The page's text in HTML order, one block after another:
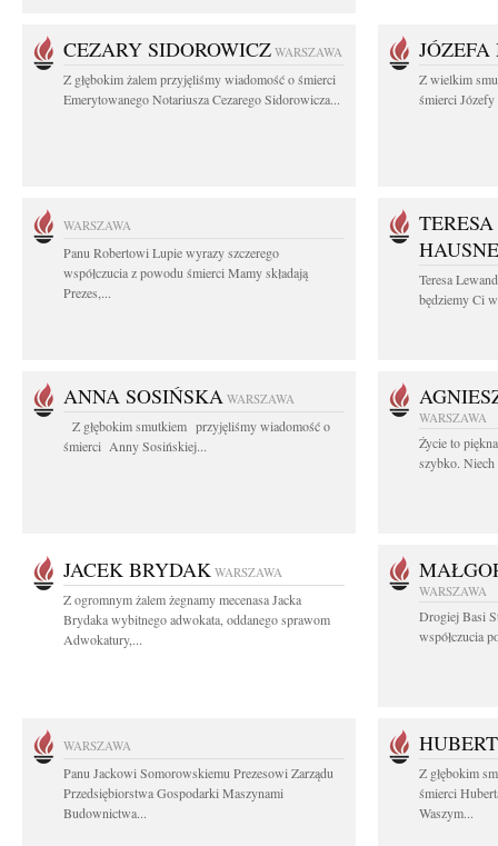
CEZARY SIDOROWICZ WARSZAWA
Z głębokim żalem przyjęliśmy wiadomość o śmierci
Emerytowanego Notariusza Cezarego Sidorowicza...
Z wielkim
śmierci
WARSZAWA
Panu Robertowi Lupie wyrazy szczerego
współczucia z powodu śmierci Mamy składają
Prezes,...
Teresa
będziemy Ci
ANNA SOSIŃSKA WARSZAWA
Z głębokim smutkiem przyjęliśmy wiadomość o
śmierci Anny Sosińskiej...
WARSZAWA
Życie to
szybko. Niech
JACEK BRYDAK WARSZAWA
Z ogromnym żalem żegnamy mecenasa Jacka
Brydaka wybitnego adwokata, oddanego sprawom
Adwokatury,...
WARSZAWA
Drogiej Basi
współczucia
WARSZAWA
Panu Jackowi Somorowskiemu Prezesowi Zarządu
Przedsiębiorstwa Gospodarki Maszynami
Budownictwa...
Z głębokim
śmierci
Waszym...